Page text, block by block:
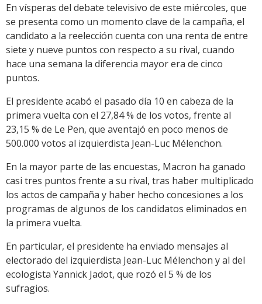
En vísperas del debate televisivo de este miércoles, que
se presenta como un momento clave de la campaña, el
candidato a la reelección cuenta con una renta de entre
siete y nueve puntos con respecto a su rival, cuando
hace una semana la diferencia mayor era de cinco
puntos.
El presidente acabó el pasado día 10 en cabeza de la
primera vuelta con el 27,84 % de los votos, frente al
23,15 % de Le Pen, que aventajó en poco menos de
500.000 votos al izquierdista Jean-Luc Mélenchon.
En la mayor parte de las encuestas, Macron ha ganado
casi tres puntos frente a su rival, tras haber multiplicado
los actos de campaña y haber hecho concesiones a los
programas de algunos de los candidatos eliminados en
la primera vuelta.
En particular, el presidente ha enviado mensajes al
electorado del izquierdista Jean-Luc Mélenchon y al del
ecologista Yannick Jadot, que rozó el 5 % de los
sufragios.